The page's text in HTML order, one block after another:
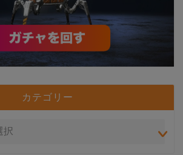
カテゴリー